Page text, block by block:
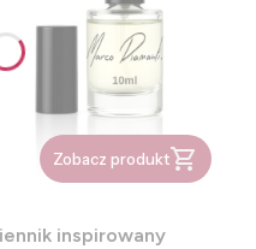
Zobacz produkt
inspirowany